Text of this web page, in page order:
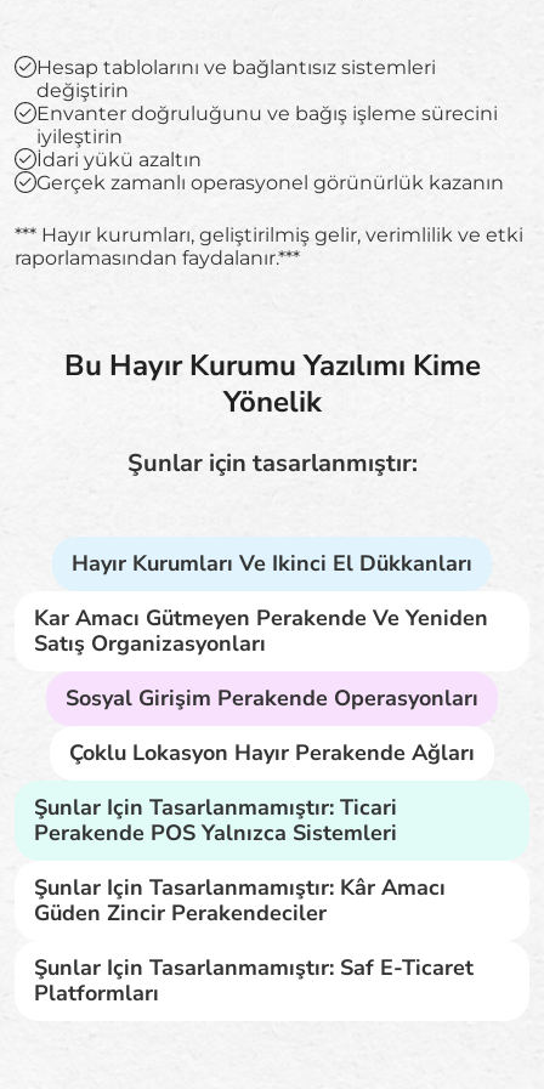
Hesap tablolarını ve bağlantısız sistemleri
değiştirin
Envanter doğruluğunu ve bağış işleme sürecini
iyileştirin
İdari yükü azaltın
Gerçek zamanlı operasyonel görünürlük kazanın
*** Hayır kurumları, geliştirilmiş gelir, verimlilik ve etki
raporlamasından faydalanır.***
Bu Hayır Kurumu Yazılımı Kime
Yönelik
Şunlar için tasarlanmıştır:
Hayır Kurumları Ve Ikinci El Dükkanları
Kar Amacı Gütmeyen Perakende Ve Yeniden
Satış Organizasyonları
Sosyal Girişim Perakende Operasyonları
Çoklu Lokasyon Hayır Perakende Ağları
Şunlar Için Tasarlanmamıştır: Ticari
Perakende POS Yalnızca Sistemleri
Şunlar Için Tasarlanmamıştır: Kâr Amacı
Güden Zincir Perakendeciler
Şunlar Için Tasarlanmamıştır: Saf E-Ticaret
Platformları